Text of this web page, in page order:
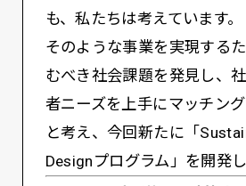
も、私たちは考えています。
そのような事業を実現する
むべき社会課題を発見し、
者ニーズを上手にマッチン
と考え、今回新たに「
Designプログラム」を開発し